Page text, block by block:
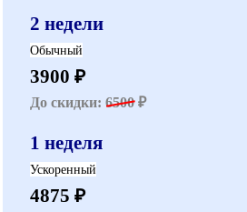
2 недели
Обычный
3900 ₽
До скидки: 6500₽
1 неделя
Ускоренный
4875 ₽